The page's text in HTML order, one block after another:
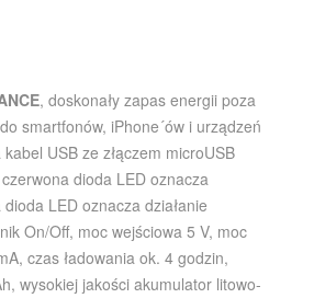
, doskonały zapas energii poza
smartfonów, iPhone´ów i urządzeń
USB ze złączem microUSB
dioda LED oznacza
LED oznacza działanie
On/Off, moc wejściowa 5 V, moc
czas ładowania ok. 4 godzin,
wysokiej jakości akumulator litowo-